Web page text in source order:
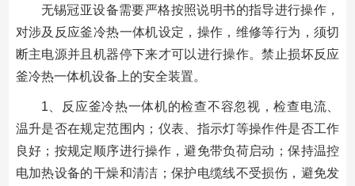
无锡冠亚设备需要严格按照说明书的指导进行操作，
对涉及反应釜冷热一体机设定，操作，维修等行为，须切
断主电源并且机器停下来才可以进行操作。禁止损坏反应
釜冷热一体机设备上的安全装置。
1、反应釜冷热一体机的检查不容忽视，检查电流、
温升是否在规定范围内；仪表、指示灯等操作件是否工作
良好；按规定顺序进行操作，避免带负荷启动；保持温控
电加热设备的干燥和清洁；保护电缆线不受损伤，避免发